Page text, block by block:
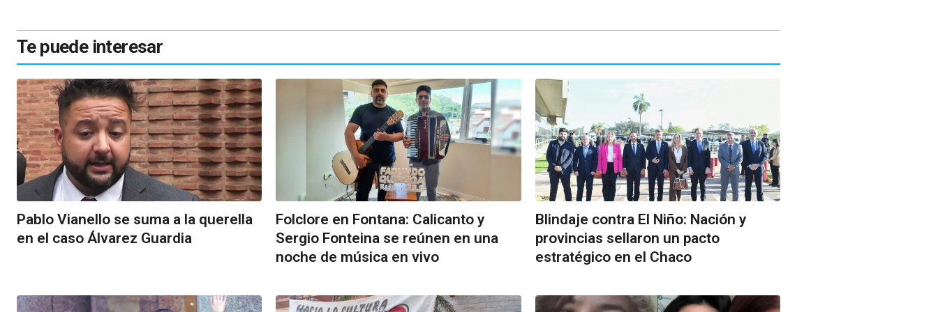
Te puede interesar
Pablo Vianello se suma a la querella
en el caso Álvarez Guardia
Folclore en Fontana: Calicanto y
Sergio Fonteina se reúnen en una
noche de música en vivo
Blindaje contra El Niño: Nación y
provincias sellaron un pacto
estratégico en el Chaco